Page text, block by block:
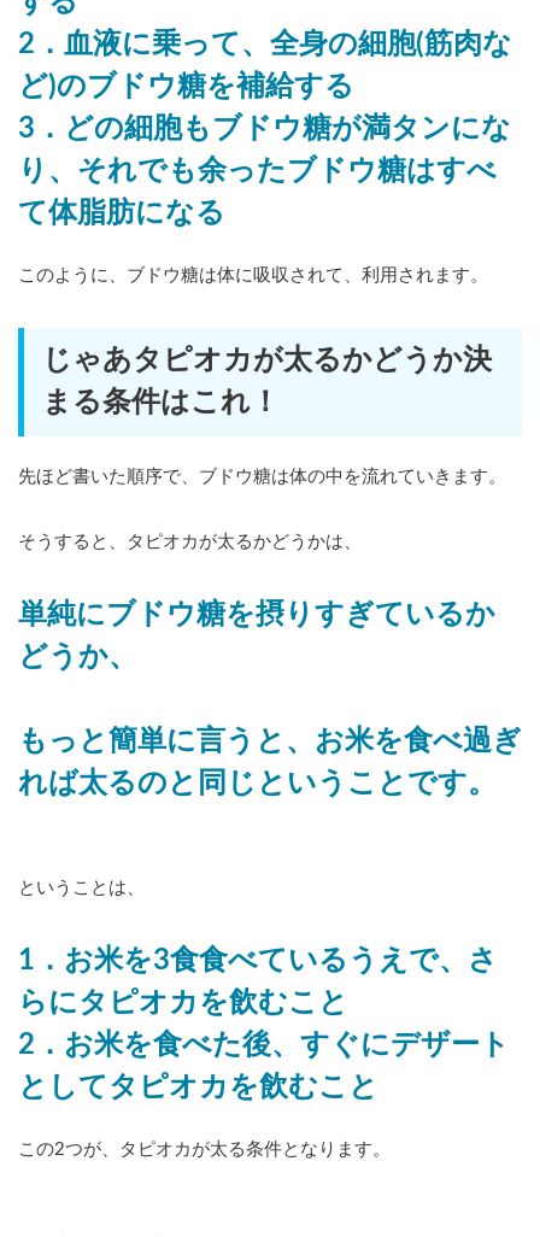
2．血液に乗って、全身の細胞(筋肉な
ど)のブドウ糖を補給する
3．どの細胞もブドウ糖が満タンにな
り、それでも余ったブドウ糖はすべ
て体脂肪になる
このように、ブドウ糖は体に吸収されて、利用されます。
じゃあタピオカが太るかどうか決
まる条件はこれ！
先ほど書いた順序で、ブドウ糖は体の中を流れていきます。
そうすると、タピオカが太るかどうかは、
単純にブドウ糖を摂りすぎているか
どうか、
もっと簡単に言うと、お米を食べ過ぎ
れば太るのと同じということです。
ということは、
1．お米を3食食べているうえで、さ
らにタピオカを飲むこと
2．お米を食べた後、すぐにデザート
としてタピオカを飲むこと
この2つが、タピオカが太る条件となります。